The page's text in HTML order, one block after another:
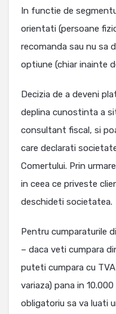
In functie de
orientati (persoane
recomanda sau nu sa
optiune (chiar inainte
Decizia de a deveni
deplina cunostinta a
consultant fiscal, si
care declarati
Comertului. Prin
in ceea ce priveste
deschideti societatea.
Pentru cumparaturile
– daca veti cumpara
puteti cumpara cu
variaza) pana in
obligatoriu sa va luati